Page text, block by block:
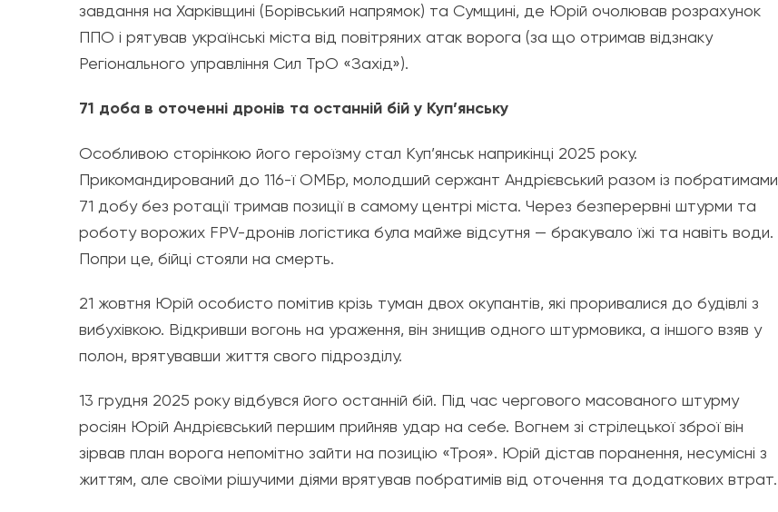
завдання на Харківщині (Борівський напрямок) та Сумщині, де Юрій очолював розрахунок
ППО і рятував українські міста від повітряних атак ворога (за що отримав відзнаку
Регіонального управління Сил ТрО «Захід»).
​71 доба в оточенні дронів та останній бій у Куп’янську
​Особливою сторінкою його героїзму стал Куп’янськ наприкінці 2025 року.
Прикомандирований до 116-ї ОМБр, молодший сержант Андрієвський разом із побратимами
71 добу без ротації тримав позиції в самому центрі міста. Через безперервні штурми та
роботу ворожих FPV-дронів логістика була майже відсутня — бракувало їжі та навіть води.
Попри це, бійці стояли на смерть.
​21 жовтня Юрій особисто помітив крізь туман двох окупантів, які проривалися до будівлі з
вибухівкою. Відкривши вогонь на ураження, він знищив одного штурмовика, а іншого взяв у
полон, врятувавши життя свого підрозділу.
​13 грудня 2025 року відбувся його останній бій. Під час чергового масованого штурму
росіян Юрій Андрієвський першим прийняв удар на себе. Вогнем зі стрілецької зброї він
зірвав план ворога непомітно зайти на позицію «Троя». Юрій дістав поранення, несумісні з
життям, але своїми рішучими діями врятував побратимів від оточення та додаткових втрат.